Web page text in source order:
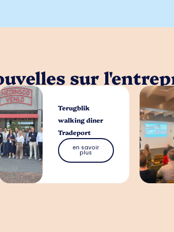
sur
Terugblik
walking diner
Tradeport
en savoir
plus